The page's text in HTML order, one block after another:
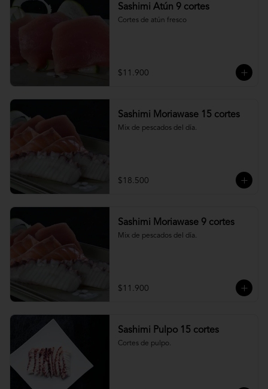
Sashimi Atún 9 cortes
Cortes de atún fresco
$11.900
Sashimi Moriawase 15 cortes
Mix de pescados del día.
$18.500
Sashimi Moriawase 9 cortes
Mix de pescados del día.
$11.900
Sashimi Pulpo 15 cortes
Cortes de pulpo.